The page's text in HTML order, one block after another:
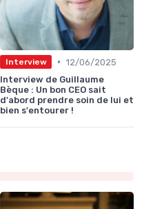
Interview • 12/06/2025
Interview de Guillaume
Bèque : Un bon CEO sait
d'abord prendre soin de lui et
bien s'entourer !